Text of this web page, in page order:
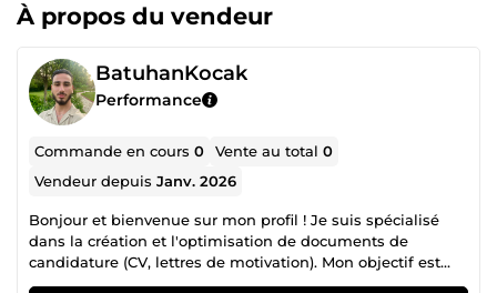
À propos du vendeur
BatuhanKocak
Performance
Commande en cours0 Vente au total0
Vendeur depuisJanv. 2026
Bonjour et bienvenue sur mon profil ! Je suis spécialisé
dans la création et l'optimisation de documents de
candidature (CV, lettres de motivation). Mon objectif est
simple : vous aider à décrocher plus d'entretiens grâce à